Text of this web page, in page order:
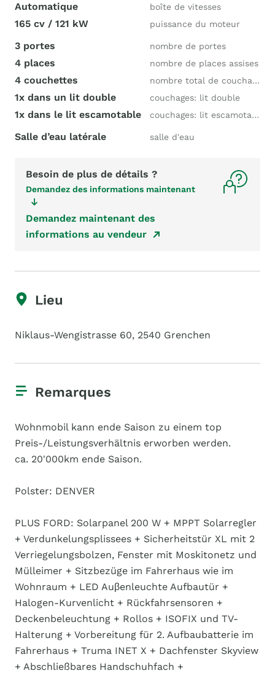
Automatique boîte de vitesses
165 cv / 121 kW puissance du moteur
3 portes nombre de portes
4 places nombre de places assises
4 couchettes nombre total de couchages
1x dans un lit double couchages: lit double
1x dans le lit escamotable couchages: lit escamotable
Salle d’eau latérale salle d'eau
Besoin de plus de détails ?
Demandez des informations maintenant
Demandez maintenant des
informations au vendeur
Lieu
Niklaus-Wengistrasse 60, 2540 Grenchen
Remarques
Wohnmobil kann ende Saison zu einem top
Preis-/Leistungsverhältnis erworben werden.
ca. 20'000km ende Saison.
Polster: DENVER
PLUS FORD: Solarpanel 200 W + MPPT Solarregler
+ Verdunkelungsplissees + Sicherheitstür XL mit 2
Verriegelungsbolzen, Fenster mit Moskitonetz und
Mülleimer + Sitzbezüge im Fahrerhaus wie im
Wohnraum + LED Auβenleuchte Aufbautür +
Halogen-Kurvenlicht + Rückfahrsensoren +
Deckenbeleuchtung + Rollos + ISOFIX und TV-
Halterung + Vorbereitung für 2. Aufbaubatterie im
Fahrerhaus + Truma INET X + Dachfenster Skyview
+ Abschließbares Handschuhfach +